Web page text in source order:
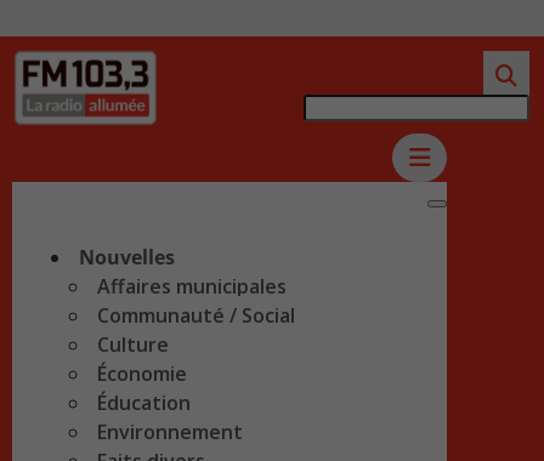
Nouvelles
Affaires municipales
Communauté / Social
Culture
Économie
Éducation
Environnement